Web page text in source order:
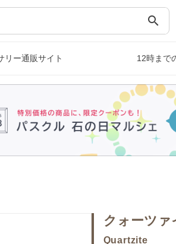
search
リー通販サイト 12時まで
クォーツァ
Quartzite